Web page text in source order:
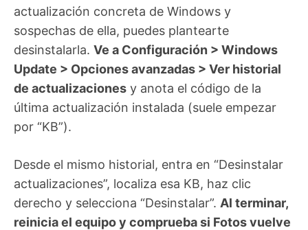
actualización concreta de Windows y
sospechas de ella, puedes plantearte
desinstalarla. Ve a Configuración > Windows
Update > Opciones avanzadas > Ver historial
de actualizaciones y anota el código de la
última actualización instalada (suele empezar
por “KB”).
Desde el mismo historial, entra en “Desinstalar
actualizaciones”, localiza esa KB, haz clic
derecho y selecciona “Desinstalar”. Al terminar,
reinicia el equipo y comprueba si Fotos vuelve